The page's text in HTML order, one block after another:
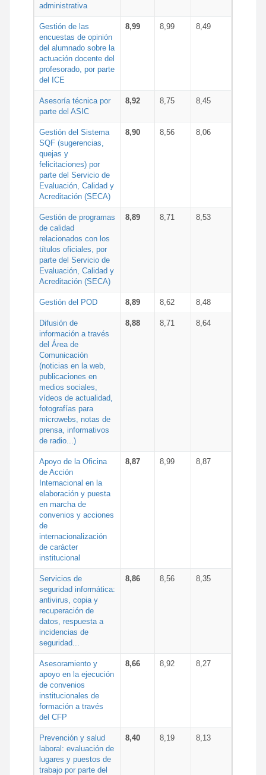
administrativa
Gestión de las
encuestas de opinión
del alumnado sobre la
actuación docente del
profesorado, por parte
del ICE
8,99 8,99 8,49
Asesoría técnica por
parte del ASIC
8,92 8,75 8,45
Gestión del Sistema
SQF (sugerencias,
quejas y
felicitaciones) por
parte del Servicio de
Evaluación, Calidad y
Acreditación (SECA)
8,90 8,56 8,06
Gestión de programas
de calidad
relacionados con los
títulos oficiales, por
parte del Servicio de
Evaluación, Calidad y
Acreditación (SECA)
8,89 8,71 8,53
Gestión del POD 8,89 8,62 8,48
Difusión de
información a través
del Área de
Comunicación
(noticias en la web,
publicaciones en
medios sociales,
vídeos de actualidad,
fotografías para
microwebs, notas de
prensa, informativos
de radio...)
8,88 8,71 8,64
Apoyo de la Oficina
de Acción
Internacional en la
elaboración y puesta
en marcha de
convenios y acciones
de
internacionalización
de carácter
institucional
8,87 8,99 8,87
Servicios de
seguridad informática:
antivirus, copia y
recuperación de
datos, respuesta a
incidencias de
seguridad...
8,86 8,56 8,35
Asesoramiento y
apoyo en la ejecución
de convenios
institucionales de
formación a través
del CFP
8,66 8,92 8,27
Prevención y salud
laboral: evaluación de
lugares y puestos de
trabajo por parte del
8,40 8,19 8,13